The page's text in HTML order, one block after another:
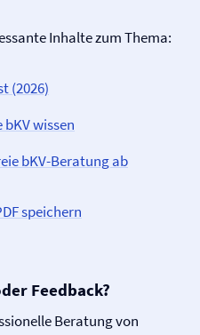
Inhalte zum Thema:
(2026)
bKV wissen
bKV-Beratung ab
speichern
Feedback?
Beratung von